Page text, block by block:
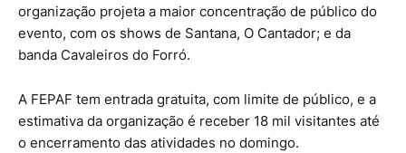
organização projeta a maior concentração de público do
evento, com os shows de Santana, O Cantador; e da
banda Cavaleiros do Forró.
A FEPAF tem entrada gratuita, com limite de público, e a
estimativa da organização é receber 18 mil visitantes até
o encerramento das atividades no domingo.